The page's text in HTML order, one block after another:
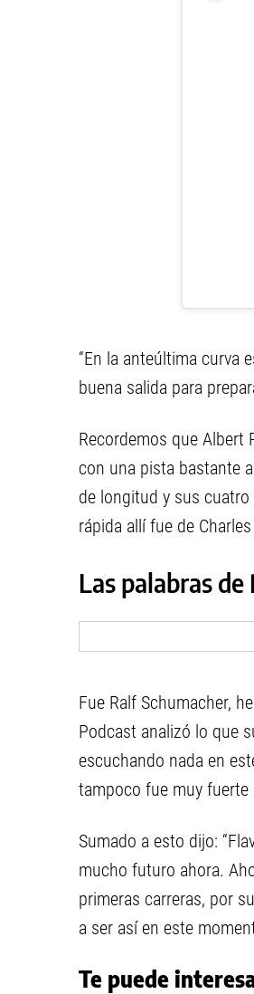
“En la anteúltima curva
buena salida para
Recordemos que Albert
con una pista bastante
de longitud y sus cuatro
rápida allí fue de
Las palabras
Fue Ralf Schumacher,
Podcast analizó lo que
escuchando nada en
tampoco fue muy fuerte
Sumado a esto dijo:
mucho futuro ahora.
primeras carreras, por
a ser así en este
Te puede